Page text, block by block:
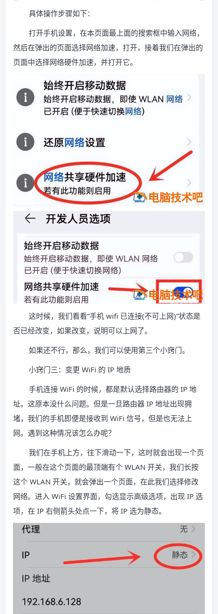
具体操作步骤如下：
打开手机设置，在本页面最上面的搜索框中输入网络，
然后在弹出的页面选择网络加速，打开，接着我们在弹出的
页面中选择网络硬件加速，并打开它。
这时候，我们看看“手机 wifi 已连接(不可上网)”状态是
否已经改变，如果改变，说明可以上网了。
如果还不行，那么，我们可以使用第三个小窍门。
小窍门三：变更 WiFi 的 IP 地质
手机连接 WiFi 的时候，都是默认选择路由器的 IP 地
址。这原本没什么问题。但是一旦路由器 IP 地址出现拥
堵，我们的手机即便是接收到 WiFi 信号，但是也无法上
网。遇到这种情况该怎么办呢？
我们在手机上方，往下滑动一下，这时就会出现一个页
面，一般在这个页面的最顶端有个 WLAN 开关，我们长按
这个 WLAN 开关，就会弹出一个页面，在此我们选择修改
网络。进入 WiFi 设置界面，勾选显示高级选项，出现 IP 选
项，在 IP 右侧箭头处点一下，将 IP 选为静态。